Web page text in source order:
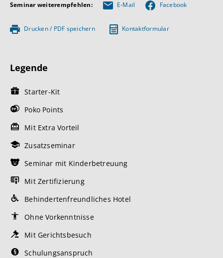
Seminar weiterempfehlen: E-Mail Facebook
Drucken / PDF speichern Kontaktformular
Legende
Starter-Kit
Poko Points
Mit Extra Vorteil
Zusatzseminar
Seminar mit Kinderbetreuung
Mit Zertifizierung
Behindertenfreundliches Hotel
Ohne Vorkenntnisse
Mit Gerichtsbesuch
Schulungsanspruch